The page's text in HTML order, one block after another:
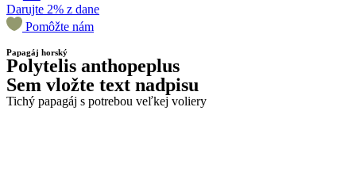
Darujte 2% z dane
Pomôžte nám
Papagáj horský
Polytelis anthopeplus
Sem vložte text nadpisu
Tichý papagáj s potrebou veľkej voliery